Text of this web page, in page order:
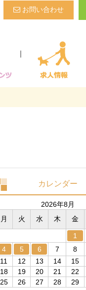
お問い合わせ
｜
カレンダー
2026年8月
月
火 水 木 金
1
4
5 6 7 8
11
12 13 14 15
18
19 20 21 22
25
26 27 28 29